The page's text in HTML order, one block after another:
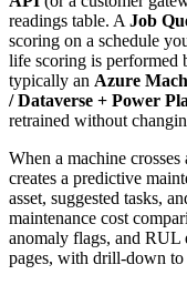
readings table. A Job
scoring on a schedule
life scoring is
typically an Azure
/ Dataverse + Power
retrained without
When a machine
creates a predictive
asset, suggested tasks,
maintenance cost
anomaly flags, and RUL
pages, with drill-down